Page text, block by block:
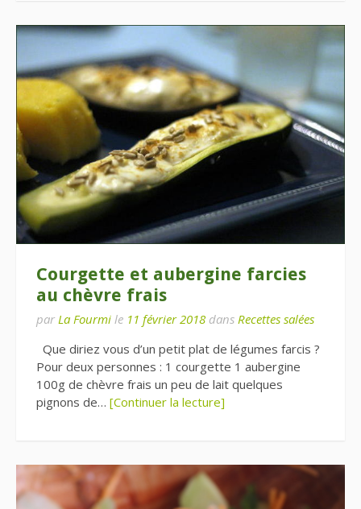
Courgette et aubergine farcies
au chèvre frais
par La Fourmi le 11 février 2018 dans Recettes salées
Que diriez vous d’un petit plat de légumes farcis ?
Pour deux personnes : 1 courgette 1 aubergine
100g de chèvre frais un peu de lait quelques
pignons de… [Continuer la lecture]